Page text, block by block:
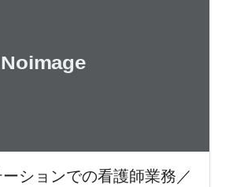
ションでの看護師業務／